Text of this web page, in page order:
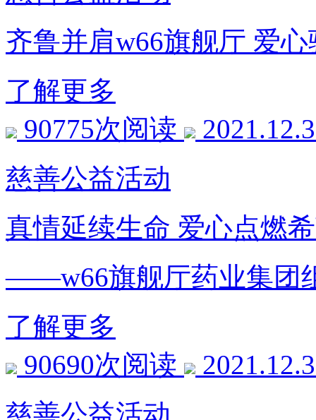
齐鲁并肩w66旗舰厅 爱
了解更多
90775次阅读
慈善公益活动
真情延续生命 爱心点燃
——w66旗舰厅药业集团
了解更多
90690次阅读